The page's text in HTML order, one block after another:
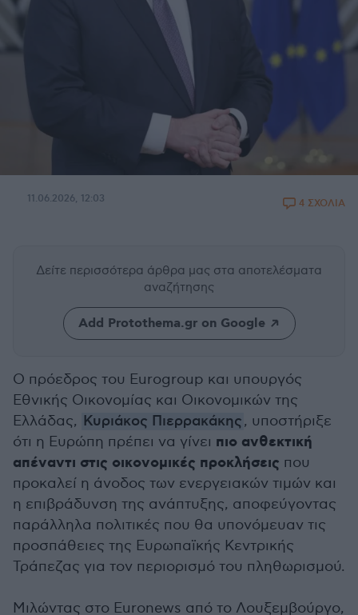
11.06.2026, 12:03 4 ΣΧΟΛΙΑ
Δείτε περισσότερα άρθρα μας στα αποτελέσματα
αναζήτησης
Add Protothema.gr on Google
Ο πρόεδρος του Eurogroup και υπουργός
Εθνικής Οικονομίας και Οικονομικών της
Ελλάδας, Κυριάκος Πιερρακάκης, υποστήριξε
ότι η Ευρώπη πρέπει να γίνει πιο ανθεκτική
απέναντι στις οικονομικές προκλήσεις που
προκαλεί η άνοδος των ενεργειακών τιμών και
η επιβράδυνση της ανάπτυξης, αποφεύγοντας
παράλληλα πολιτικές που θα υπονόμευαν τις
προσπάθειες της Ευρωπαϊκής Κεντρικής
Τράπεζας για τον περιορισμό του πληθωρισμού.
Μιλώντας στο Euronews από το Λουξεμβούργο,